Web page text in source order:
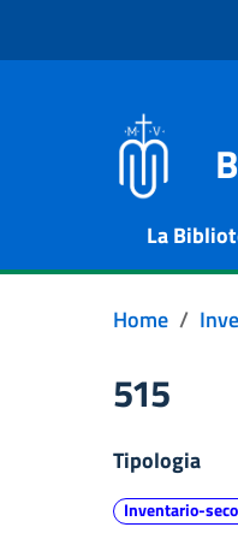
La
Home
515
Tipologia
Inventario-